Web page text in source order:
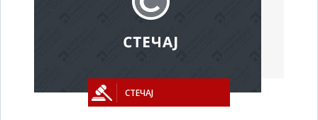
СТЕЧАЈ